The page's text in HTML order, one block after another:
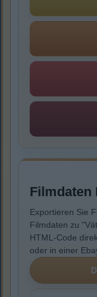
Filmdaten
Exportieren Sie
Filmdaten zu
HTML-Code
oder in einer